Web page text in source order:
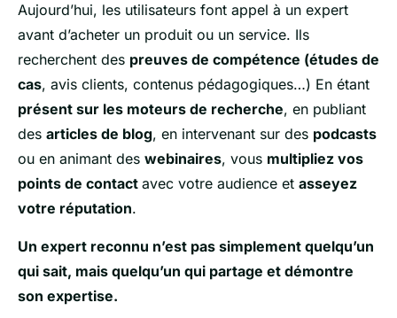
Aujourd’hui, les utilisateurs font appel à un expert
avant d’acheter un produit ou un service. Ils
recherchent des preuves de compétence (études de
cas, avis clients, contenus pédagogiques…) En étant
présent sur les moteurs de recherche, en publiant
des articles de blog, en intervenant sur des podcasts
ou en animant des webinaires, vous multipliez vos
points de contact avec votre audience et asseyez
votre réputation.
Un expert reconnu n’est pas simplement quelqu’un
qui sait, mais quelqu’un qui partage et démontre
son expertise.